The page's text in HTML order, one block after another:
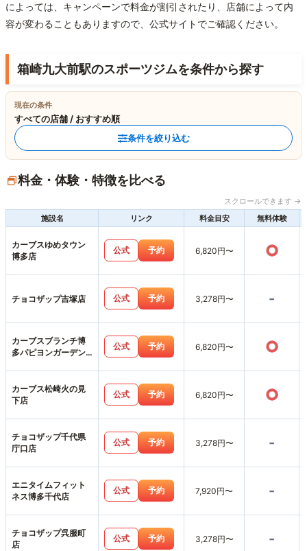
によっては、キャンペーンで料金が割引されたり、店舗によって内
容が変わることもありますので、公式サイトでご確認ください。
箱崎九大前駅のスポーツジムを条件から探す
現在の条件
すべての店舗 / おすすめ順
条件を絞り込む
料金・体験・特徴を比べる
スクロールできます →
施設名
リンク 料金目安 無料体験
カーブスゆめタウン
博多店
公式 予約 6,820円〜 ○
チョコザップ吉塚店 公式 予約 3,278円〜 -
カーブスブランチ博
多パピヨンガーデン
公式 予約 6,820円〜 ○
カーブス松崎火の見
下店
公式 予約 6,820円〜 ○
チョコザップ千代県
庁口店
公式 予約 3,278円〜 -
エニタイムフィット
ネス博多千代店
公式 予約 7,920円〜 -
チョコザップ呉服町
店
公式 予約 3,278円〜 -